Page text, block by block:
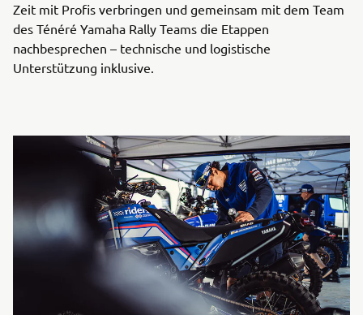
Zeit mit Profis verbringen und gemeinsam mit dem Team
des Ténéré Yamaha Rally Teams die Etappen
nachbesprechen – technische und logistische
Unterstützung inklusive.